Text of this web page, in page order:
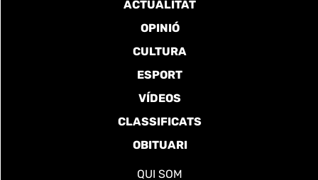
ACTUALITAT
OPINIÓ
CULTURA
ESPORT
VÍDEOS
CLASSIFICATS
OBITUARI
QUI SOM